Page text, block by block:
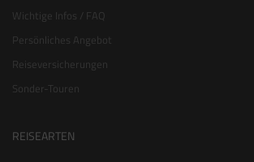
Wichtige Infos / FAQ
Persönliches Angebot
Reiseversicherungen
Sonder-Touren
REISEARTEN